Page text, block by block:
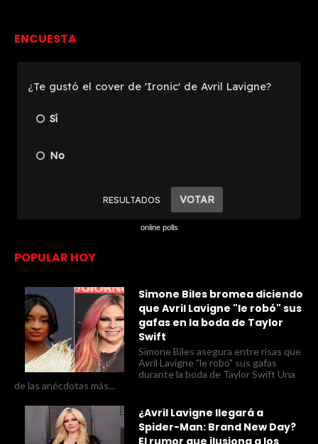
ENCUESTA
online polls
POPULAR HOY
Simone Biles bromea diciendo
que Avril Lavigne "le robó" sus
gafas en la boda de Taylor
Swift
Simone Biles asegura entre risas que
Avril Lavigne "le robó" sus gafas
durante la boda de Taylor Swift Una
de las anécdotas más...
¿Avril Lavigne llegará a
Spider-Man: Brand New Day?
El rumor que ilusiona a los